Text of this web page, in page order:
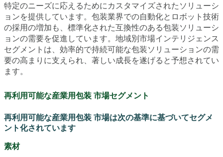
特定のニーズに応えるためにカスタマイズされたソリューシ
ョンを提供しています。包装業界での自動化とロボット技術
の採用の増加も、標準化された互換性のある包装ソリューシ
ョンの需要を促進しています。地域別市場インテリジェンス
セグメントは、効率的で持続可能な包装ソリューションの需
要の高まりに支えられ、著しい成長を遂げると予想されてい
ます。
再利用可能な産業用包装 市場セグメント
再利用可能な産業用包装 市場は次の基準に基づいてセグメ
ント化されています
素材